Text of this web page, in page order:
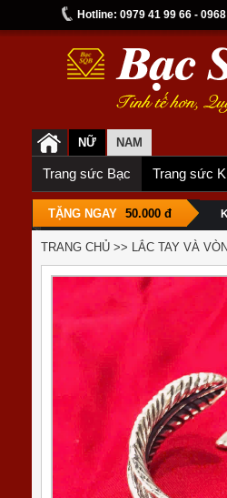
Hotline: 0979 41 99 66 -
Trang sức Bạc Trang sức
NỮ NAM
TẶNG NGAY 50.000 đ
TRANG CHỦ>> LẮC TAY VÀ